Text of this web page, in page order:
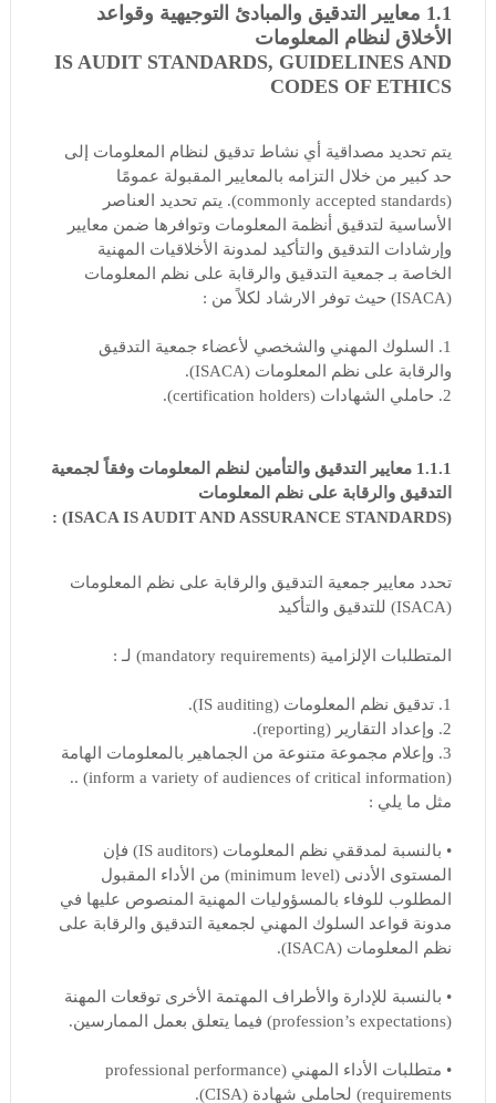
1.1 معايير التدقيق والمبادئ التوجيهية وقواعد
الأخلاق لنظام المعلومات
IS AUDIT STANDARDS, GUIDELINES AND
CODES OF ETHICS
يتم تحديد مصداقية أي نشاط تدقيق لنظام المعلومات إلى
حد كبير من خلال التزامه بالمعايير المقبولة عمومًا
(commonly accepted standards). يتم تحديد العناصر
الأساسية لتدقيق أنظمة المعلومات وتوافرها ضمن معايير
وإرشادات التدقيق والتأكيد لمدونة الأخلاقيات المهنية
الخاصة بـ جمعية التدقيق والرقابة على نظم المعلومات
(ISACA) حيث توفر الارشاد لكلاً من :
1. السلوك المهني والشخصي لأعضاء جمعية التدقيق
والرقابة على نظم المعلومات (ISACA).
2. حاملي الشهادات (certification holders).
1.1.1 معايير التدقيق والتأمين لنظم المعلومات وفقاً لجمعية
التدقيق والرقابة على نظم المعلومات
(ISACA IS AUDIT AND ASSURANCE STANDARDS) :
تحدد معايير جمعية التدقيق والرقابة على نظم المعلومات
(ISACA) للتدقيق والتأكيد
المتطلبات الإلزامية (mandatory requirements) لـ :
1. تدقيق نظم المعلومات (IS auditing).
2. وإعداد التقارير (reporting).
3. وإعلام مجموعة متنوعة من الجماهير بالمعلومات الهامة
(inform a variety of audiences of critical information) ..
مثل ما يلي :
• بالنسبة لمدققي نظم المعلومات (IS auditors) فإن
المستوى الأدنى (minimum level) من الأداء المقبول
المطلوب للوفاء بالمسؤوليات المهنية المنصوص عليها في
مدونة قواعد السلوك المهني لجمعية التدقيق والرقابة على
نظم المعلومات (ISACA).
• بالنسبة للإدارة والأطراف المهتمة الأخرى توقعات المهنة
(profession’s expectations) فيما يتعلق بعمل الممارسين.
• متطلبات الأداء المهني (professional performance
requirements) لحاملي شهادة (CISA).